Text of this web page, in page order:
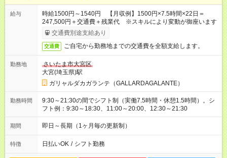
給与
時給1500円～1540円 【月収例】1500円×7.5時間×22日＝
247,500円＋交通費＋残業代 ※スキルにより変動が御座います
交通費別途支給あり
交通費 ご自宅から勤務地までの交通費を全額支給します。
勤務地
さいたま市大宮区
大宮(埼玉県)駅
ガリャルダカガランテ（GALLARDAGALANTE）
勤務時間
9:30～21:30の間でシフト制（実働7.5時間・休憩1.5時間）。シ
フト例：9:30～18:30、11:00～20:00、12:30～21:30
期間 即日～長期（1ヶ月毎の更新制）
特徴 日払いOK / シフト勤務